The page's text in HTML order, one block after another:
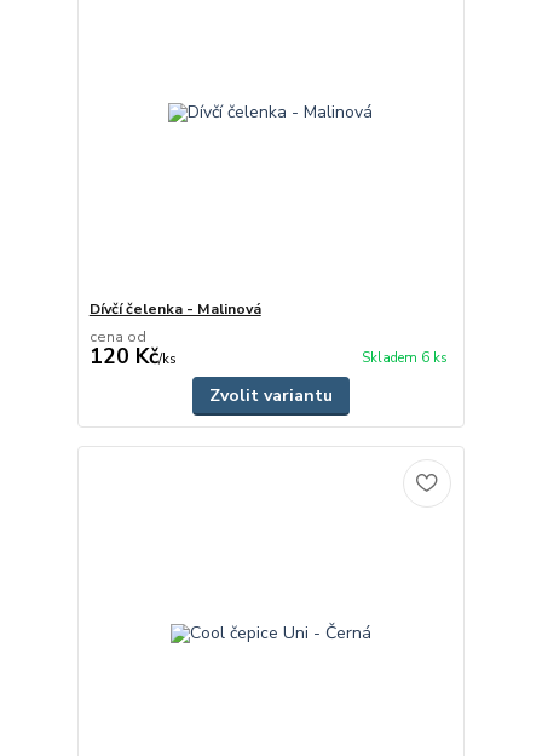
Dívčí čelenka - Malinová
cena od
120 Kč/ks Skladem 6 ks
Zvolit variantu